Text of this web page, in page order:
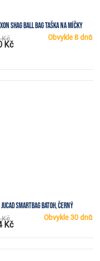
Shag Ball Bag taška na míčky
Obvykle8 dnů
Kč
Kč
JuCad Smartbag batoh, černý
Obvykle30 dnů
Kč
Kč